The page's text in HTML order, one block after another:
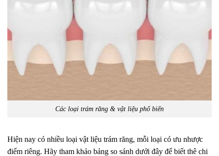
Các loại trám răng & vật liệu phổ biến
Hiện nay có nhiều loại vật liệu trám răng, mỗi loại có ưu nhược
điểm riêng. Hãy tham khảo bảng so sánh dưới đây để biết thê chi